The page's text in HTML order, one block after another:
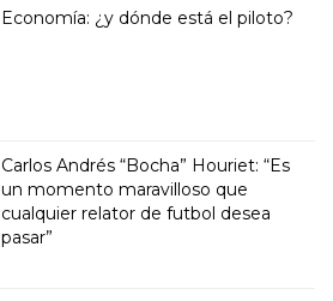
Economía: ¿y dónde está el piloto?
Carlos Andrés “Bocha” Houriet: “Es
un momento maravilloso que
cualquier relator de futbol desea
pasar”